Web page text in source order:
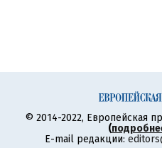
© 2014-2022, Европейская
(
E-mail редакции: